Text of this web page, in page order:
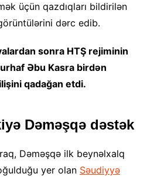
üçün qazdıqları bildirilən
dərc edib.
sonra HTŞ rejiminin
Əbu Kasra birdən
qadağan etdi.
Dəməşqə dəstək
Dəməşqə ilk beynəlxalq
yer olan Səudiyyə